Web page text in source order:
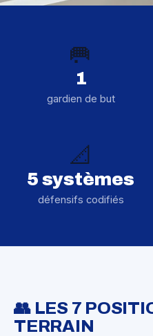
🥅
1
gardien de but
📐
5 systèmes
défensifs codifiés
👥 LES 7
TERRAIN